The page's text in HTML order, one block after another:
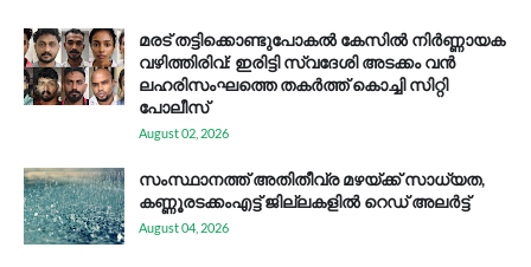
മരട് തട്ടിക്കൊണ്ടുപോകൽ കേസിൽ നിർണ്ണായക
വഴിത്തിരിവ്: ഇരിട്ടി സ്വദേശി അടക്കം വൻ
ലഹരിസംഘത്തെ തകർത്ത് കൊച്ചി സിറ്റി
പോലീസ്
August 02, 2026
സം​സ്ഥാ​ന​ത്ത് അ​തി​തീ​വ്ര മ​ഴ​യ്ക്ക് സാ​ധ്യ​ത,
കണ്ണൂരടക്കംഎ​ട്ട് ജി​ല്ല​ക​ളി​ൽ റെ​ഡ് അ​ലർ​ട്ട്
August 04, 2026